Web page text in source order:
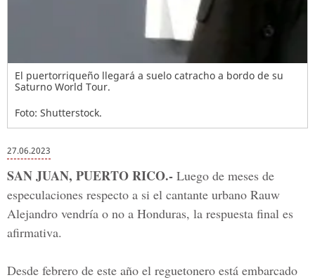
El puertorriqueño llegará a suelo catracho a bordo de su
Saturno World Tour.
Foto: Shutterstock.
27.06.2023
SAN JUAN, PUERTO RICO.- Luego de meses de
especulaciones respecto a si el cantante urbano Rauw
Alejandro vendría o no a Honduras, la respuesta final es
afirmativa.
Desde febrero de este año el reguetonero está embarcado